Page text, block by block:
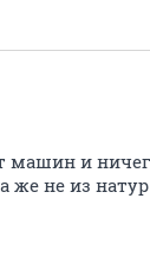
машин и
же не из